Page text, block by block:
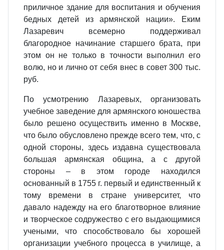
приличное здание для воспитания и обучения
бедных детей из армянской нации». Еким
Лазаревич всемерно поддерживал
благородное начинание старшего брата, при
этом он не только в точности выполнил его
волю, но и лично от себя внес в совет 300 тыс.
руб.
По усмотрению Лазаревых, организовать
учебное заведение для армянского юношества
было решено осуществить именно в Москве,
что было обусловлено прежде всего тем, что, с
одной стороны, здесь издавна существовала
большая армянская община, а с другой
стороны – в этом городе находился
основанный в 1755 г. первый и единственный к
тому времени в стране университет, что
давало надежду на его благотворное влияние
и творческое содружество с его выдающимися
учеными, что способствовало бы хорошей
организации учебного процесса в училище, а